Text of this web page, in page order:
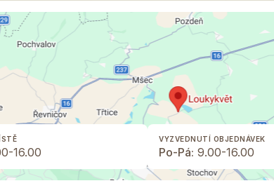
16.00
VYZVEDNUTÍ OBJEDNÁVEK
Po-Pá: 9.00-16.00